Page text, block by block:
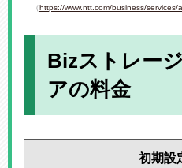
（https://www.ntt.com/business/
Bizストレー
アの料金
初期設